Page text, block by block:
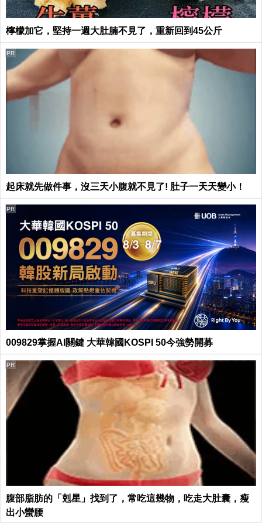
檸檬加它，堅持一週大肚腩不見了，重新回到45公斤
起床就先做件事，沒三天小腹就不見了! 肚子一天天變小！
PR
009829掌握AI關鍵 大華韓國KOSPI 50今強勢開募
PR
腹部脂肪的「剋星」找到了，常吃這幾物，吃走大肚囊，瘦
出小蠻腰
PR